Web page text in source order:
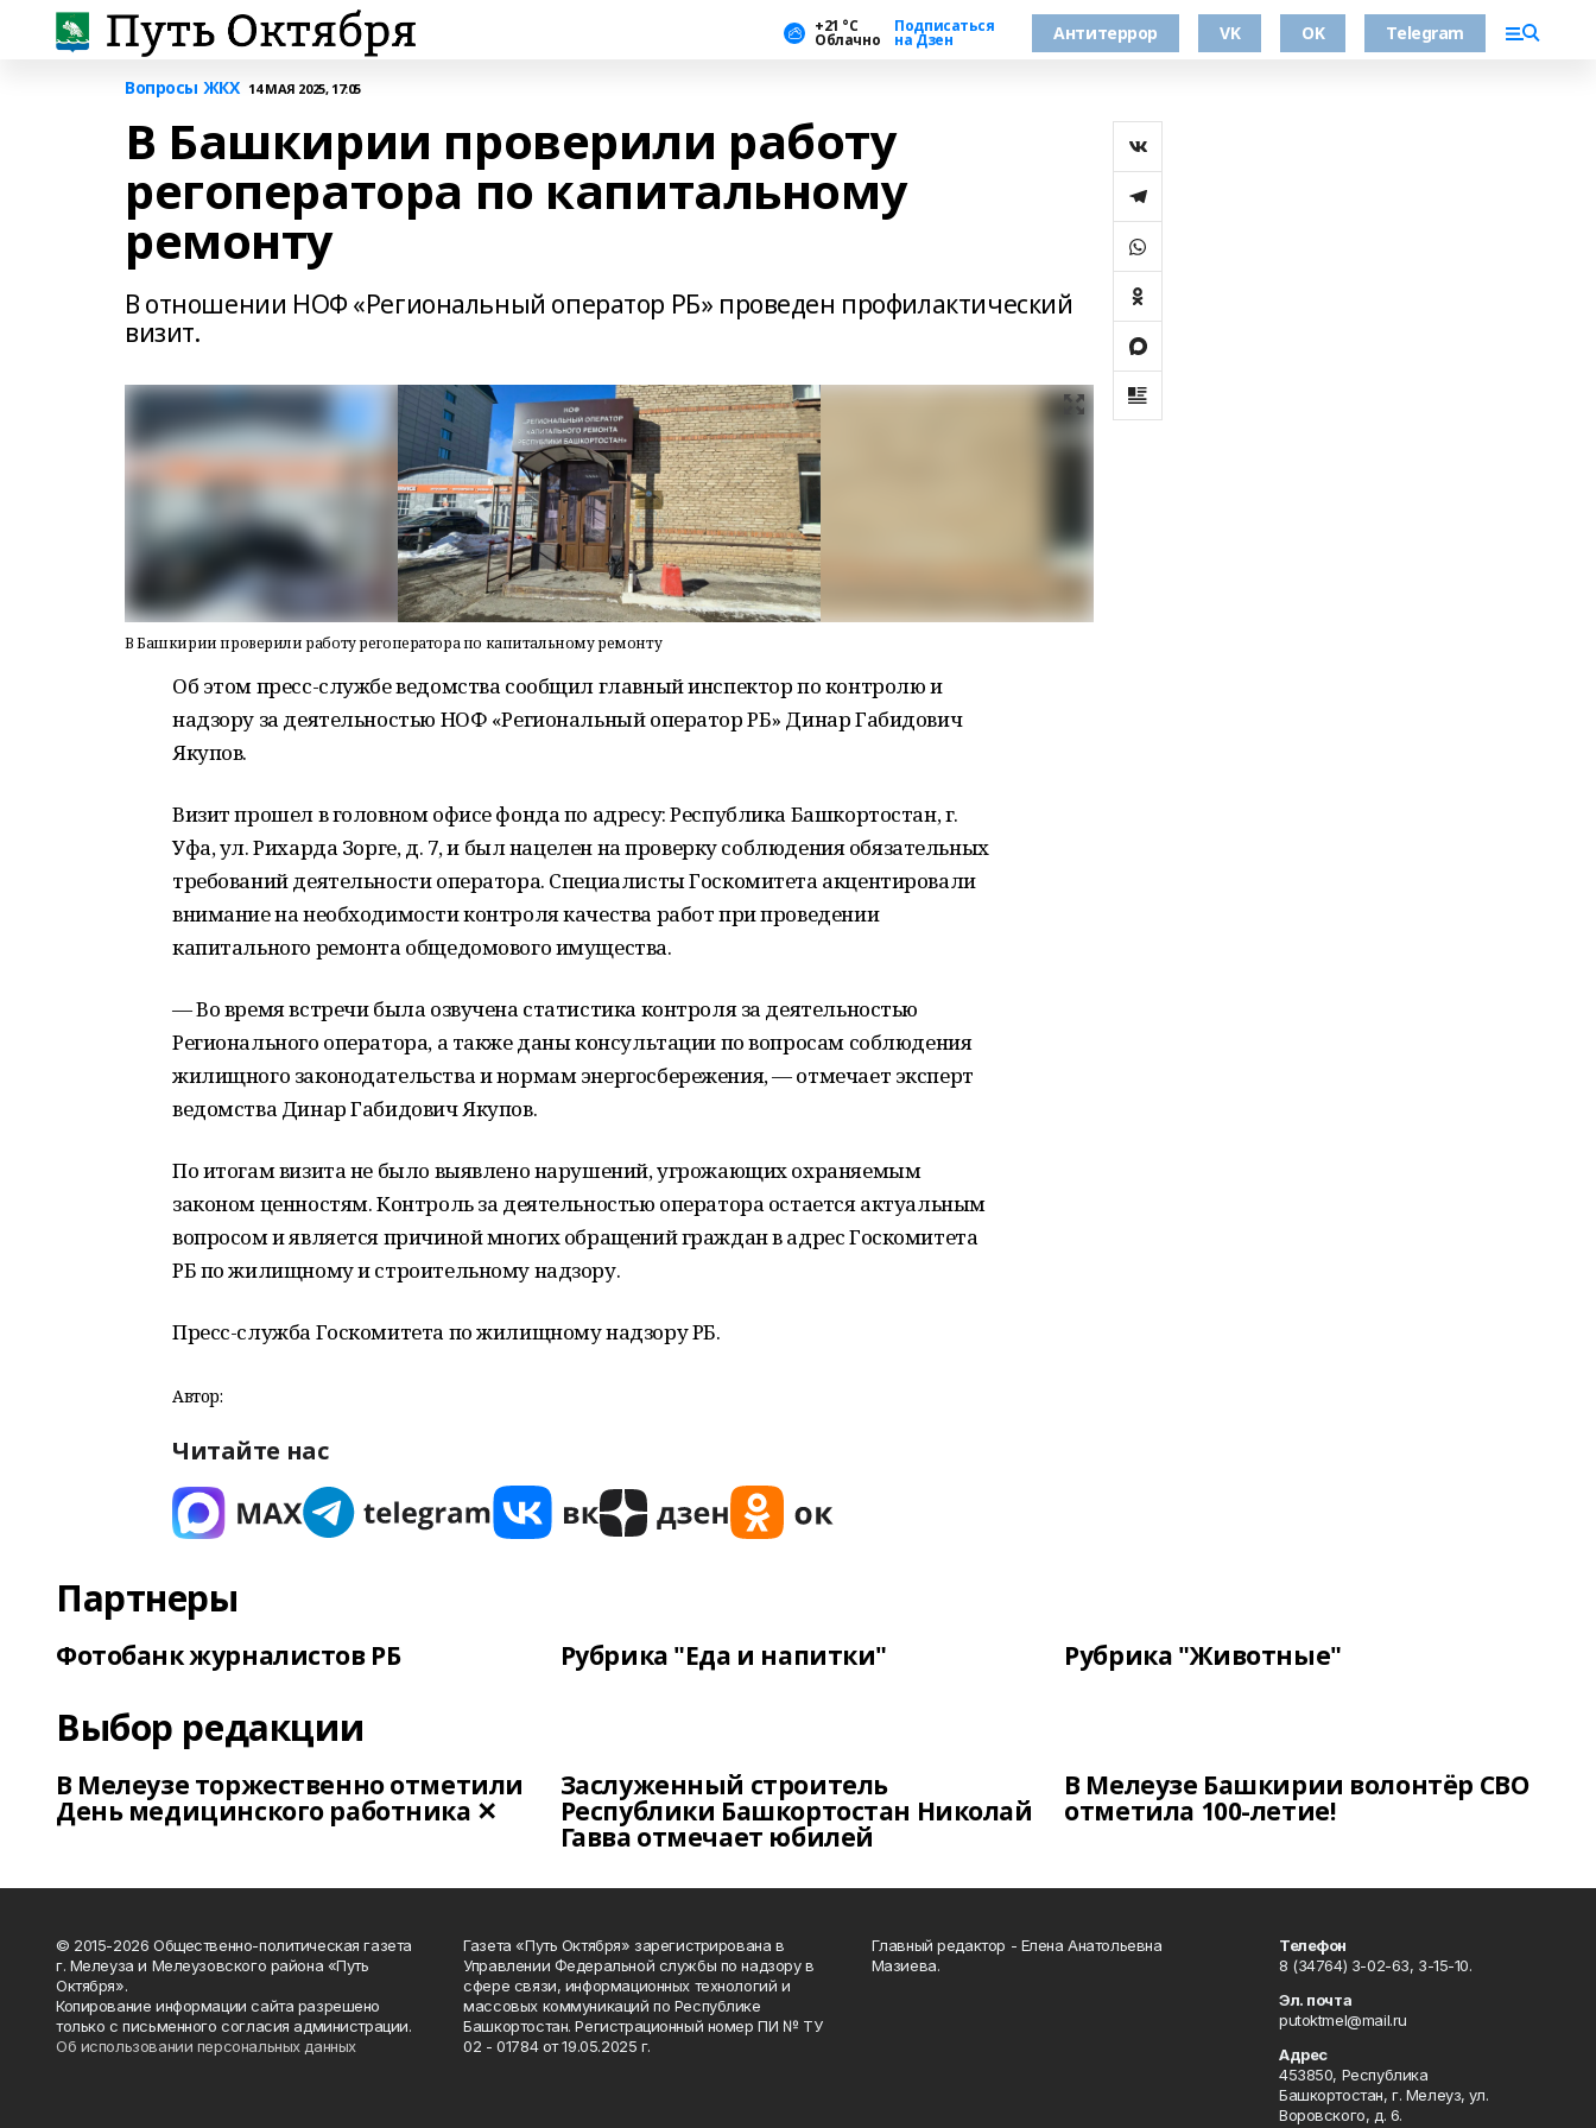
+21 °С
Облачно
Подписаться
на Дзен Антитеррор VK OK Telegram
Вопросы ЖКХ 14 МАЯ 2025, 17:05
В Башкирии проверили работу
регоператора по капитальному
ремонту
В отношении НОФ «Региональный оператор РБ» проведен профилактический
визит.
В Башкирии проверили работу регоператора по капитальному ремонту
Об этом пресс-службе ведомства сообщил главный инспектор по контролю и
надзору за деятельностью НОФ «Региональный оператор РБ» Динар Габидович
Якупов.
Визит прошел в головном офисе фонда по адресу: Республика Башкортостан, г.
Уфа, ул. Рихарда Зорге, д. 7, и был нацелен на проверку соблюдения обязательных
требований деятельности оператора. Специалисты Госкомитета акцентировали
внимание на необходимости контроля качества работ при проведении
капитального ремонта общедомового имущества.
— Во время встречи была озвучена статистика контроля за деятельностью
Регионального оператора, а также даны консультации по вопросам соблюдения
жилищного законодательства и нормам энергосбережения, — отмечает эксперт
ведомства Динар Габидович Якупов.
По итогам визита не было выявлено нарушений, угрожающих охраняемым
законом ценностям. Контроль за деятельностью оператора остается актуальным
вопросом и является причиной многих обращений граждан в адрес Госкомитета
РБ по жилищному и строительному надзору.
Пресс-служба Госкомитета по жилищному надзору РБ.
Автор:
Читайте нас
Партнеры
Фотобанк журналистов РБ Рубрика "Еда и напитки" Рубрика "Животные"
Выбор редакции
В Мелеузе торжественно отметили
День медицинского работника ✕
Заслуженный строитель
Республики Башкортостан Николай
Гавва отмечает юбилей
В Мелеузе Башкирии волонтёр СВО
отметила 100-летие!
© 2015-2026 Общественно-политическая газета
г. Мелеуза и Мелеузовского района «Путь
Октября».
Копирование информации сайта разрешено
только с письменного согласия администрации.
Об использовании персональных данных
Газета «Путь Октября» зарегистрирована в
Управлении Федеральной службы по надзору в
сфере связи, информационных технологий и
массовых коммуникаций по Республике
Башкортостан. Регистрационный номер ПИ № ТУ
02 - 01784 от 19.05.2025 г.
Главный редактор - Елена Анатольевна
Мазиева.
Телефон
8 (34764) 3-02-63, 3-15-10.
Эл. почта
putoktmel@mail.ru
Адрес
453850, Республика
Башкортостан, г. Мелеуз, ул.
Воровского, д. 6.